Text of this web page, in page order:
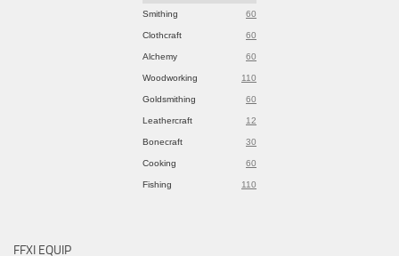
Smithing 60
Clothcraft 60
Alchemy 60
Woodworking 110
Goldsmithing 60
Leathercraft 12
Bonecraft 30
Cooking 60
Fishing 110
FFXI EQUIP